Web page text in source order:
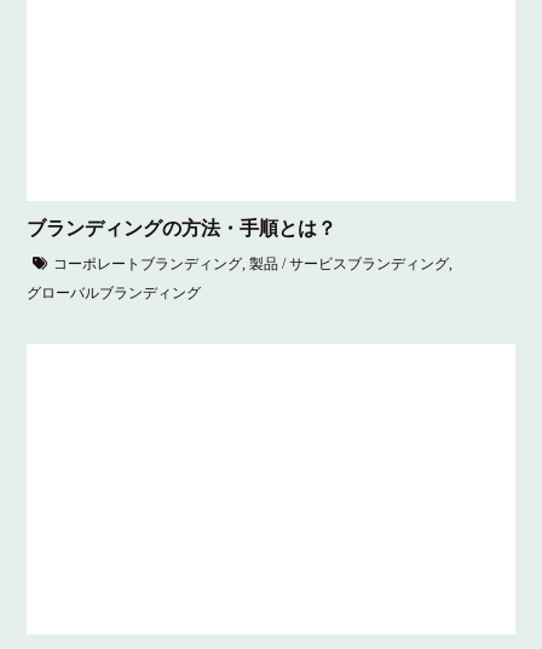
ブランディングの方法・手順とは？
コーポレートブランディング,製品 / サービスブランディング,
グローバルブランディング